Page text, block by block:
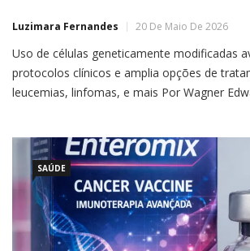
Luzimara Fernandes 20 De Maio De 2026
Uso de células geneticamente modificadas
protocolos clínicos e amplia opções de
leucemias, linfomas, e mais Por Wagner
clínicos ao redor do mundo e no Brasil. A
envolve pacientes com […]
SAÚDE